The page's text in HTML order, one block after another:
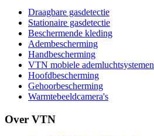
Draagbare gasdetectie
Stationaire gasdetectie
Beschermende kleding
Adembescherming
Handbescherming
VTN mobiele ademluchtsystemen
Hoofdbescherming
Gehoorbescherming
Warmtebeeldcamera's
Over VTN